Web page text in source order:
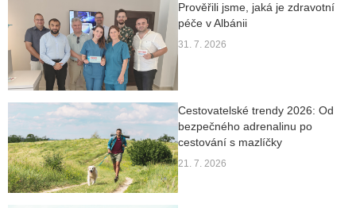
Prověřili jsme, jaká je zdravotní
péče v Albánii
31. 7. 2026
Cestovatelské trendy 2026: Od
bezpečného adrenalinu po
cestování s mazlíčky
21. 7. 2026